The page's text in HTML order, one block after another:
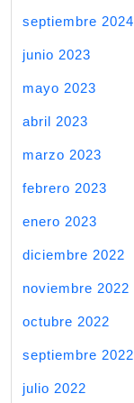
septiembre 2024
junio 2023
mayo 2023
abril 2023
marzo 2023
febrero 2023
enero 2023
diciembre 2022
noviembre 2022
octubre 2022
septiembre 2022
julio 2022